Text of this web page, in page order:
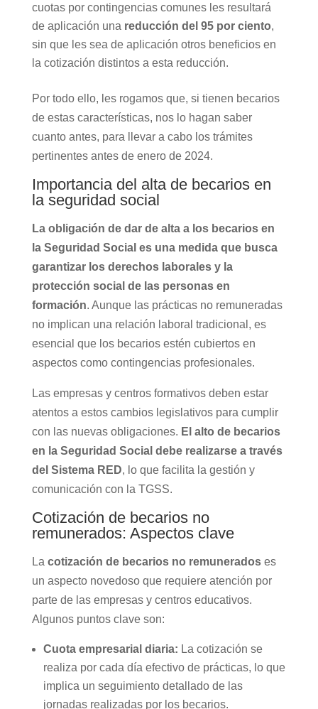
cuotas por contingencias comunes les resultará
de aplicación una reducción del 95 por ciento,
sin que les sea de aplicación otros beneficios en
la cotización distintos a esta reducción.
Por todo ello, les rogamos que, si tienen becarios
de estas características, nos lo hagan saber
cuanto antes, para llevar a cabo los trámites
pertinentes antes de enero de 2024.
Importancia del alta de becarios en
la seguridad social
La obligación de dar de alta a los becarios en
la Seguridad Social es una medida que busca
garantizar los derechos laborales y la
protección social de las personas en
formación. Aunque las prácticas no remuneradas
no implican una relación laboral tradicional, es
esencial que los becarios estén cubiertos en
aspectos como contingencias profesionales.
Las empresas y centros formativos deben estar
atentos a estos cambios legislativos para cumplir
con las nuevas obligaciones. El alto de becarios
en la Seguridad Social debe realizarse a través
del Sistema RED, lo que facilita la gestión y
comunicación con la TGSS.
Cotización de becarios no
remunerados: Aspectos clave
La cotización de becarios no remuneradoses
un aspecto novedoso que requiere atención por
parte de las empresas y centros educativos.
Algunos puntos clave son:
Cuota empresarial diaria: La cotización se
realiza por cada día efectivo de prácticas, lo que
implica un seguimiento detallado de las
jornadas realizadas por los becarios.